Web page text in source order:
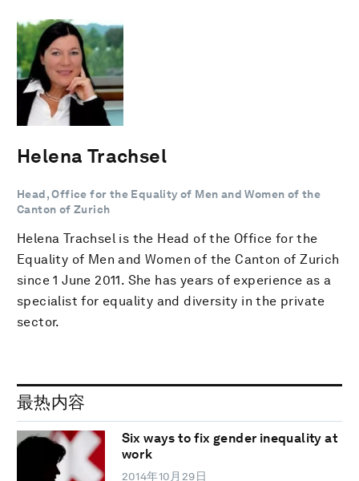
Helena Trachsel
Head, Office for the Equality of Men and Women of the
Canton of Zurich
Helena Trachsel is the Head of the Office for the
Equality of Men and Women of the Canton of Zurich
since 1 June 2011. She has years of experience as a
specialist for equality and diversity in the private
sector.
最热内容
Six ways to fix gender inequality at
work
2014年10月29日